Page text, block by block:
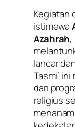
Kegiatan
istimewa
Azahrah,
lancar
Tasmi’
dari
religius